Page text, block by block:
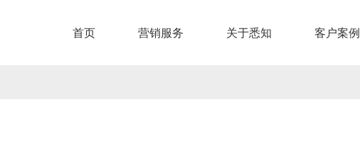
首页 营销服务 关于悉知 客户案例